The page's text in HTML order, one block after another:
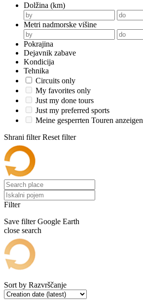
Dolžina (km)
Metri nadmorske višine
Pokrajina
Dejavnik zabave
Kondicija
Tehnika
Circuits only
My favorites only
Just my done tours
Just my preferred sports
Meine gesperrten Touren anzeigen
Shrani filter Reset filter
Filter
Save filter Google Earth
close search
Sort by Razvrščanje